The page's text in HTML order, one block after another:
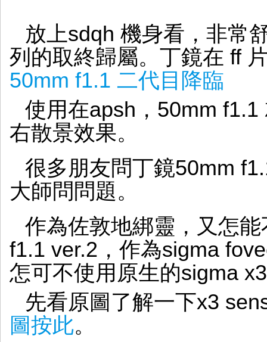
放上sdqh 機身看，非常
列的取終歸屬。丁鏡在 ff
50mm f1.1 二代目降臨
使用在apsh，50mm
右散景效果。
很多朋友問丁鏡50mm
大師問問題。
作為佐敦地綁靈，又怎
f1.1 ver.2，作為sigma
怎可不使用原生的sigma
先看原圖了解一下x3
圖按此。